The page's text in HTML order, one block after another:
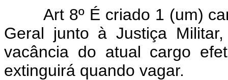
Art 8º É criado 1 (um)
Geral junto à Justiça
vacância do atual cargo
extinguirá quando vagar.